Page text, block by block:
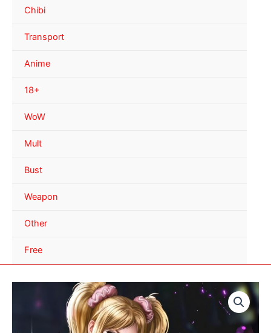
Chibi
Transport
Anime
18+
WoW
Mult
Bust
Weapon
Other
Free